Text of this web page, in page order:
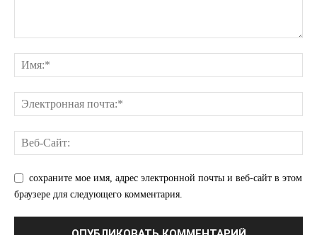
сохраните мое имя, адрес электронной почты и веб-сайт в этом
браузере для следующего комментария.